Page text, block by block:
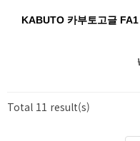
KABUTO 카부토고글
Total 11 result(s)